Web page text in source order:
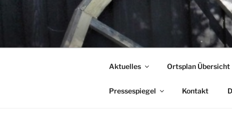
…Land in Sicht!
Aktuelles Ortsplan Übersicht
Pressespiegel Kontakt